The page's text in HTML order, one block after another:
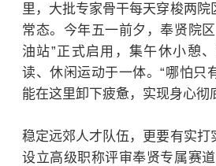
里，大批专家骨干每天穿梭两
常态。今年五一前夕，奉贤院
油站”正式启用，集午休小憩
读、休闲运动于一体。“哪怕只
能在这里卸下疲惫，实现身心彻
稳定远郊人才队伍，更要有实打
设立高级职称评审奉贤专属赛